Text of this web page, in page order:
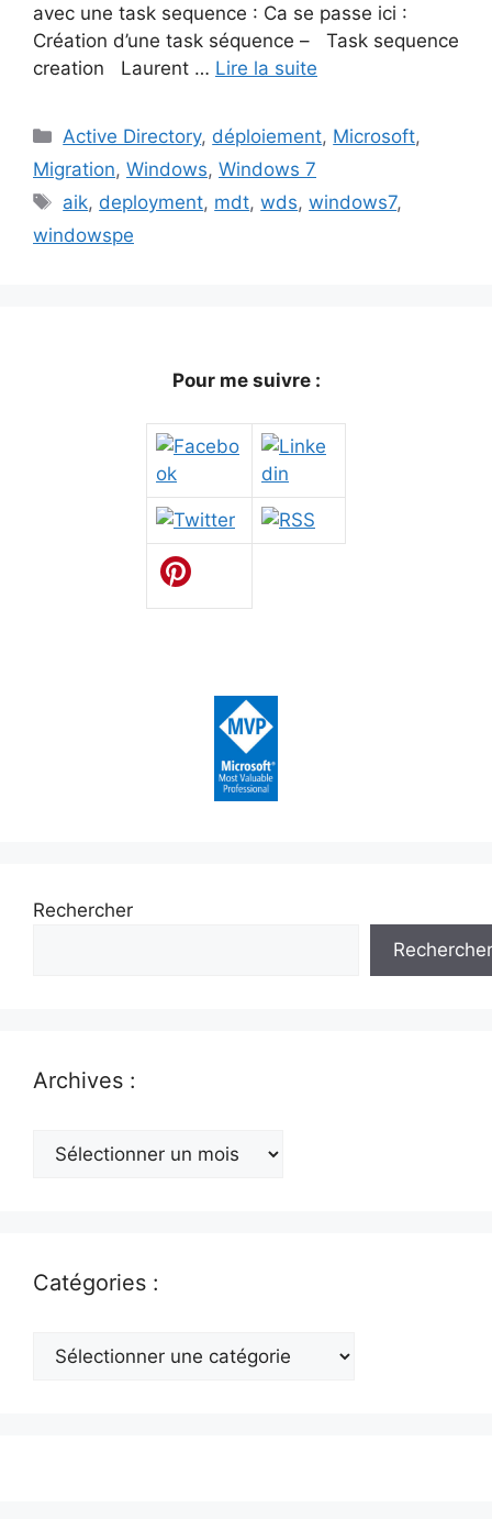
avec une task sequence : Ca se passe ici :
Création d’une task séquence – Task sequence
creation Laurent … Lire la suite
Catégories
Active Directory, déploiement, Microsoft,
Migration, Windows, Windows 7
Étiquettes
aik, deployment, mdt,wds,windows7,
windowspe
Pour me suivre :
Rechercher
Rechercher
Archives :
Archives
Catégories :
Catégories